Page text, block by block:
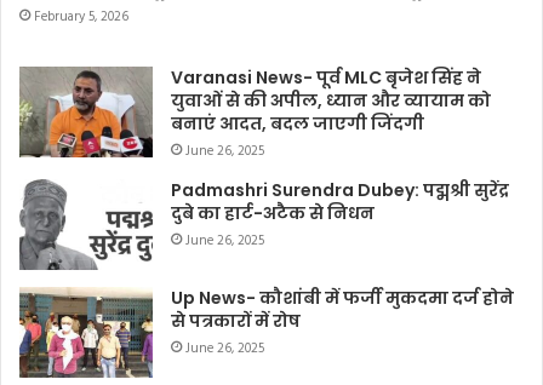
February 5, 2026
Varanasi News- पूर्व MLC बृजेश सिंह ने
युवाओं से की अपील, ध्यान और व्यायाम को
बनाएं आदत, बदल जाएगी जिंदगी
June 26, 2025
Padmashri Surendra Dubey: पद्मश्री सुरेंद्र
दुबे का हार्ट-अटैक से निधन
June 26, 2025
Up News- कौशांबी में फर्जी मुकदमा दर्ज होने
से पत्रकारों में रोष
June 26, 2025